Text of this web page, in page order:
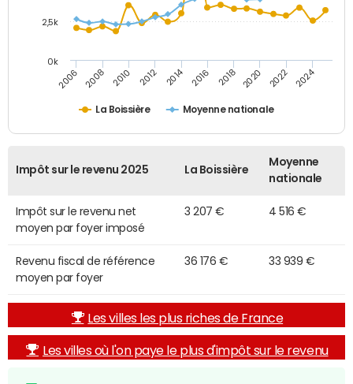
La Boissière Moyenne nationale
2006 2008 2010 2012 2014 2016 2018 2020 2022 2024
0k
2,5k
Impôt sur le revenu 2025 La Boissière
Moyenne
nationale
Impôt sur le revenu net
moyen par foyer imposé
3 207 € 4 516 €
Revenu fiscal de référence
moyen par foyer
36 176 € 33 939 €
Les villes les plus riches de France
Les villes où l'on paye le plus d'impôt sur le revenu